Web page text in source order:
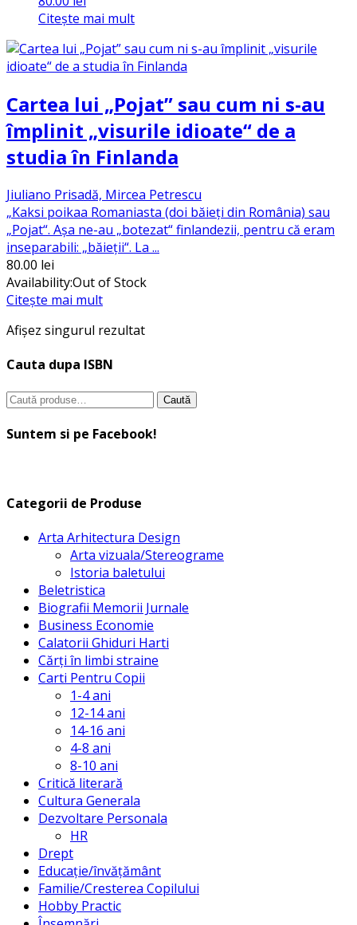
Citește mai mult
Cartea lui „Pojat” sau cum ni s-au
împlinit „visurile idioate“ de a
studia în Finlanda
Jiuliano Prisadă, Mircea Petrescu
„Kaksi poikaa Romaniasta (doi băieți din România) sau
„Pojat“. Așa ne-au „botezat“ finlandezii, pentru că eram
inseparabili: „băieții“. La ...
80.00 lei
Availability:Out of Stock
Citește mai mult
Afișez singurul rezultat
Cauta dupa ISBN
Caută
Caută
Suntem si pe Facebook!
Categorii de Produse
Arta Arhitectura Design
Arta vizuala/Stereograme
Istoria baletului
Beletristica
Biografii Memorii Jurnale
Business Economie
Calatorii Ghiduri Harti
Cărți în limbi straine
Carti Pentru Copii
1-4 ani
12-14 ani
14-16 ani
4-8 ani
8-10 ani
Critică literară
Cultura Generala
Dezvoltare Personala
HR
Drept
Educație/învățământ
Familie/Cresterea Copilului
Hobby Practic